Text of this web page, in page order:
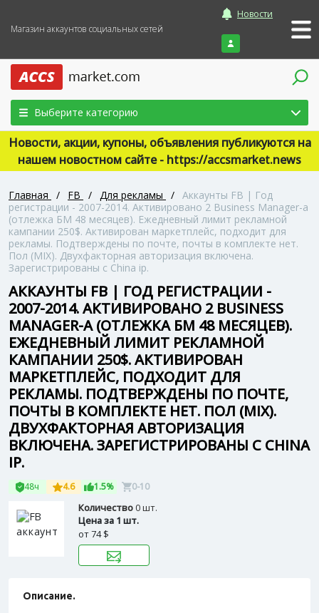
Магазин аккаунтов социальных сетей
Новости
Войти
Выберите категорию
Новости, акции, купоны, объявления публикуются на
нашем новостном сайте - https://accsmarket.news
Главная / FB / Для рекламы / Аккаунты FB | Год
регистрации - 2007-2014. Активировано 2 Business Manager-а
(отлежка БМ 48 месяцев). Ежедневный лимит рекламной
кампании 250$. Активирован маркетплейс, подходит для
рекламы. Подтверждены по почте, почты в комплекте нет.
Пол (MIX). Двухфакторная авторизация включена.
Зарегистрированы с China ip.
АККАУНТЫ FB | ГОД РЕГИСТРАЦИИ -
2007-2014. АКТИВИРОВАНО 2 BUSINESS
MANAGER-А (ОТЛЕЖКА БМ 48 МЕСЯЦЕВ).
ЕЖЕДНЕВНЫЙ ЛИМИТ РЕКЛАМНОЙ
КАМПАНИИ 250$. АКТИВИРОВАН
МАРКЕТПЛЕЙС, ПОДХОДИТ ДЛЯ
РЕКЛАМЫ. ПОДТВЕРЖДЕНЫ ПО ПОЧТЕ,
ПОЧТЫ В КОМПЛЕКТЕ НЕТ. ПОЛ (MIX).
ДВУХФАКТОРНАЯ АВТОРИЗАЦИЯ
ВКЛЮЧЕНА. ЗАРЕГИСТРИРОВАНЫ С CHINA
IP.
48ч 4.6 1.5% 0-10
Количество0 шт.
Цена за 1 шт.
от74 $
Описание.